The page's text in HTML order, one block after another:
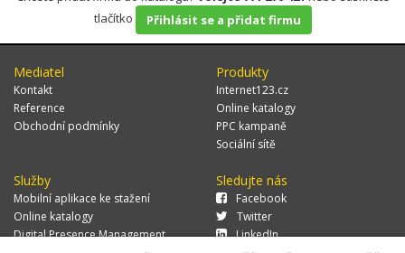
tlačítko
Přihlásit se a přidat firmu
Mediatel
Kontakt
Reference
Obchodní podmínky
Produkty
Internet123.cz
Online katalogy
PPC kampaně
Sociální sítě
Služby
Mobilní aplikace ke stažení
Online katalogy
Digital Presence Management
Sledujte nás
Facebook
Twitter
LinkedIn